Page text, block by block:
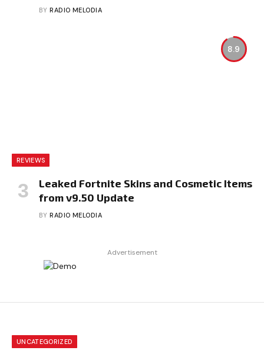
BY RADIO MELODIA
8.9
REVIEWS
Leaked Fortnite Skins and Cosmetic Items
from v9.50 Update
BY RADIO MELODIA
Advertisement
UNCATEGORIZED